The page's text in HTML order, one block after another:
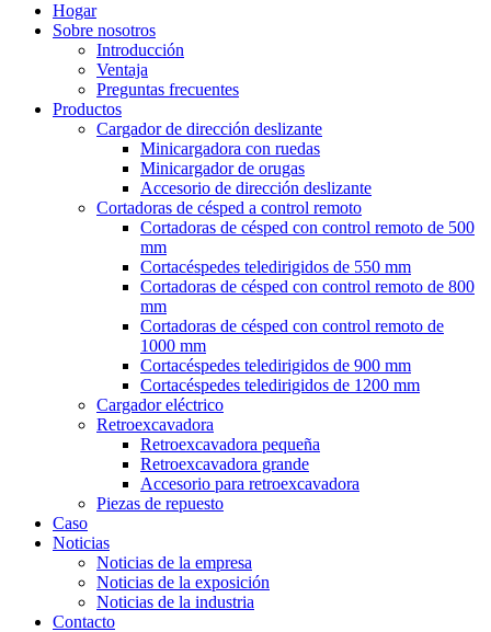
Hogar
Sobre nosotros
Introducción
Ventaja
Preguntas frecuentes
Productos
Cargador de dirección deslizante
Minicargadora con ruedas
Minicargador de orugas
Accesorio de dirección deslizante
Cortadoras de césped a control remoto
Cortadoras de césped con control remoto de 500
mm
Cortacéspedes teledirigidos de 550 mm
Cortadoras de césped con control remoto de 800
mm
Cortadoras de césped con control remoto de
1000 mm
Cortacéspedes teledirigidos de 900 mm
Cortacéspedes teledirigidos de 1200 mm
Cargador eléctrico
Retroexcavadora
Retroexcavadora pequeña
Retroexcavadora grande
Accesorio para retroexcavadora
Piezas de repuesto
Caso
Noticias
Noticias de la empresa
Noticias de la exposición
Noticias de la industria
Contacto